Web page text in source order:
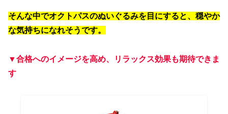
そんな中でオクトパスのぬいぐるみを目にすると、穏やか
な気持ちになれそうです。
▼合格へのイメージを高め、リラックス効果も期待できま
す